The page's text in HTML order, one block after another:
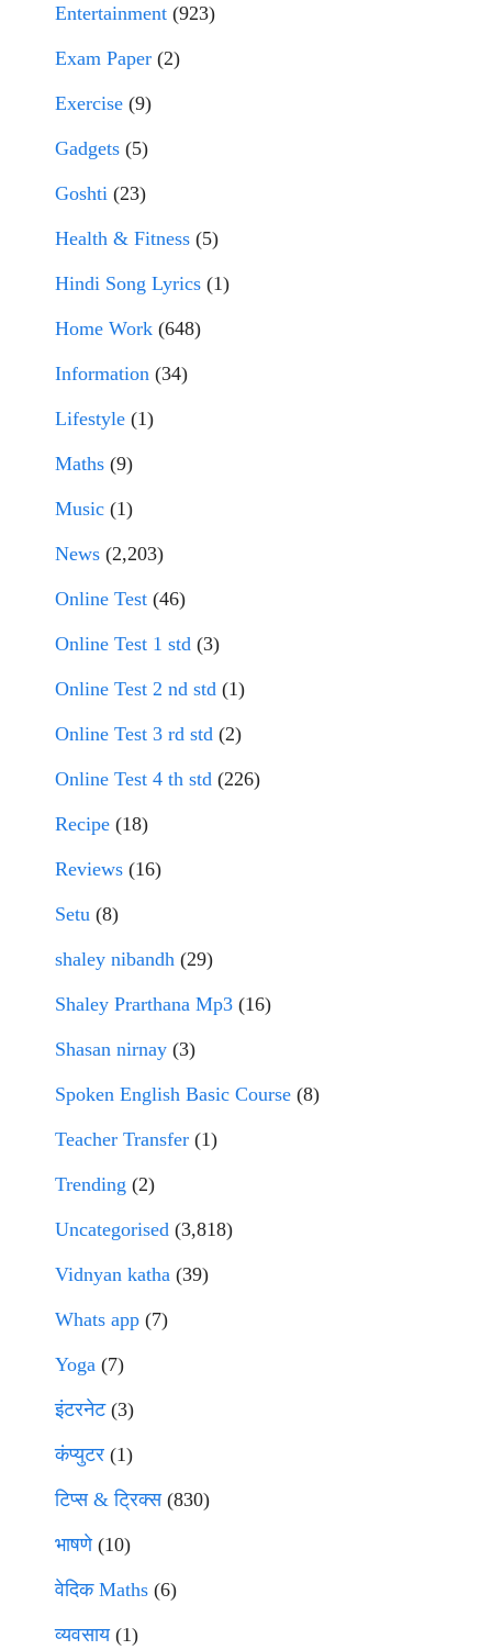
Entertainment (923)
Exam Paper (2)
Exercise (9)
Gadgets (5)
Goshti (23)
Health & Fitness (5)
Hindi Song Lyrics (1)
Home Work (648)
Information (34)
Lifestyle (1)
Maths (9)
Music (1)
News (2,203)
Online Test (46)
Online Test 1 std (3)
Online Test 2 nd std (1)
Online Test 3 rd std (2)
Online Test 4 th std (226)
Recipe (18)
Reviews (16)
Setu (8)
shaley nibandh (29)
Shaley Prarthana Mp3 (16)
Shasan nirnay (3)
Spoken English Basic Course (8)
Teacher Transfer (1)
Trending (2)
Uncategorised (3,818)
Vidnyan katha (39)
Whats app (7)
Yoga (7)
इंटरनेट(3)
कंप्युटर (1)
टिप्स & ट्रिक्स(830)
भाषणे(10)
वेदिक Maths (6)
व्यवसाय(1)